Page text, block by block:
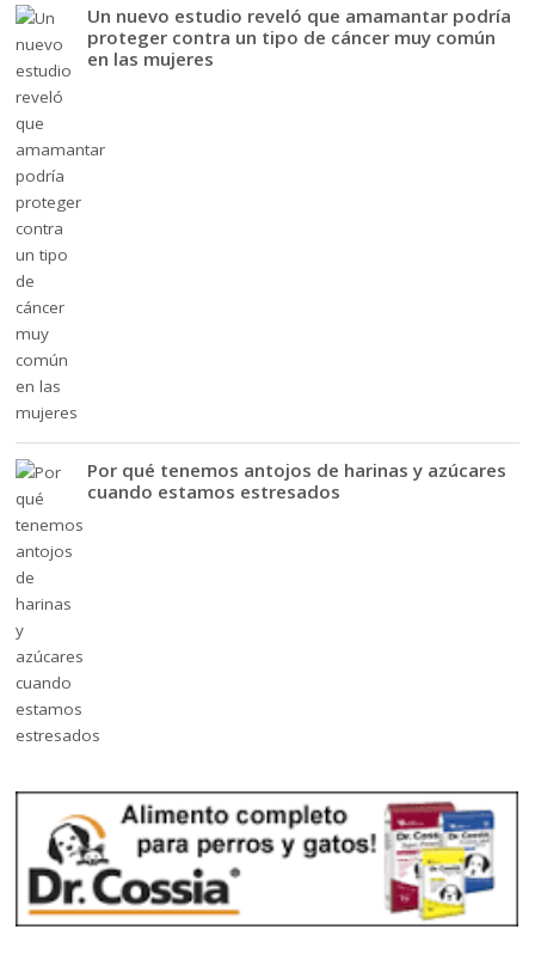
Un nuevo estudio reveló que amamantar podría
proteger contra un tipo de cáncer muy común
en las mujeres
Por qué tenemos antojos de harinas y azúcares
cuando estamos estresados